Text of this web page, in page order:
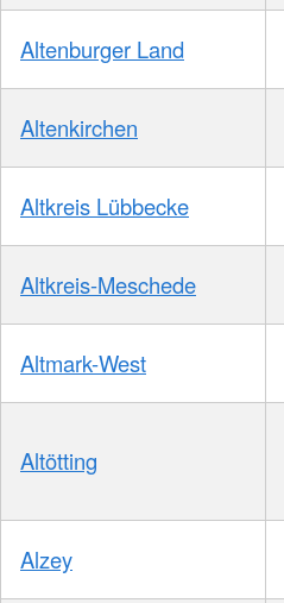
Altenburger Land
Altenkirchen
Altkreis Lübbecke
Altkreis-Meschede
Altmark-West
Altötting
Alzey